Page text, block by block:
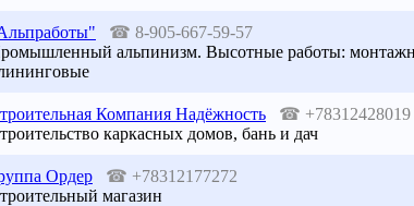
☎ 8-905-667-59-57
альпинизм. Высотные работы:
Компания Надёжность ☎ +78312428019
каркасных домов, бань и дач
Ордер ☎ +78312177272
магазин